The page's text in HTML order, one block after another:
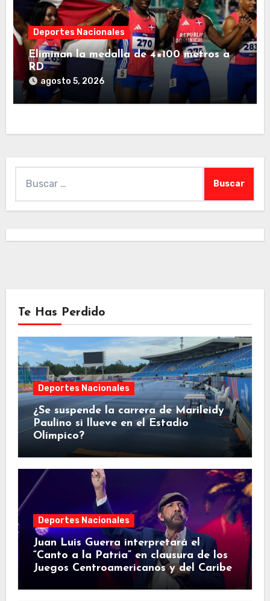
Deportes Nacionales
Eliminan la medalla de 4×100 metros a
RD
agosto 5, 2026
Te Has Perdido
Deportes Nacionales
¿Se suspende la carrera de Marileidy
Paulino si llueve en el Estadio
Olímpico?
Deportes Nacionales
Juan Luis Guerra interpretará el
“Canto a la Patria” en clausura de los
Juegos Centroamericanos y del Caribe